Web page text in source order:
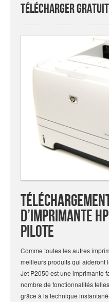
Télécharger
d’imprimanteHP
Pilote
Comme toutes les autres
meilleurs produits qui aideront
Jet P2050 est une imprimante
nombre de fonctionnalités
grâce à la technique